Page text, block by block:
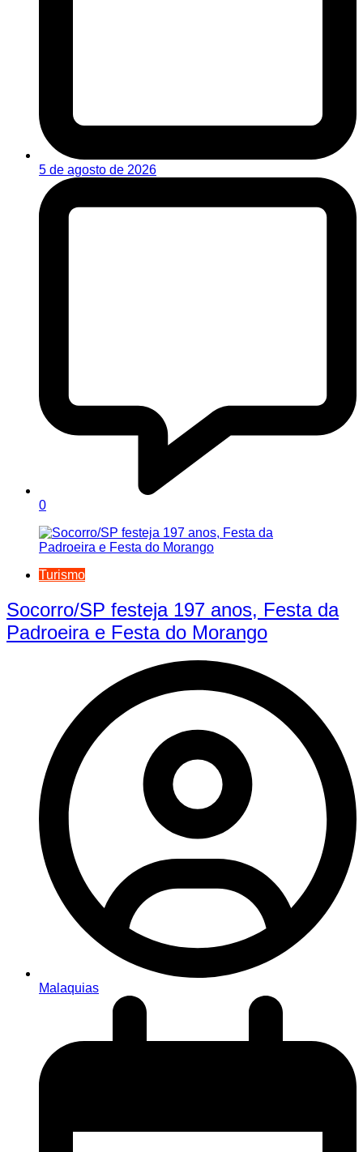
5 de agosto de 2026
0
Turismo
Socorro/SP festeja 197 anos, Festa da
Padroeira e Festa do Morango
Malaquias